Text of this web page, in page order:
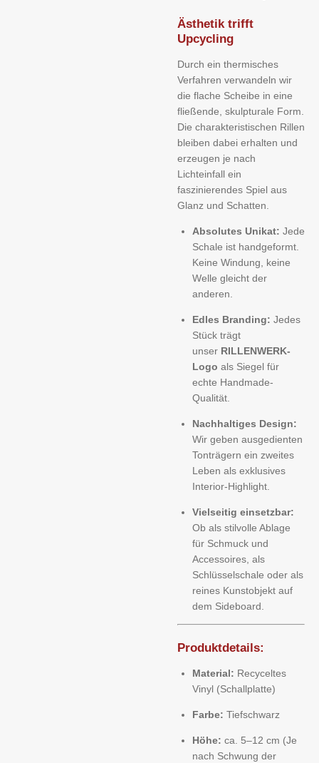
Ästhetik trifft
Upcycling
Durch ein thermisches
Verfahren verwandeln wir
die flache Scheibe in eine
fließende, skulpturale Form.
Die charakteristischen Rillen
bleiben dabei erhalten und
erzeugen je nach
Lichteinfall ein
faszinierendes Spiel aus
Glanz und Schatten.
Absolutes Unikat: Jede
Schale ist handgeformt.
Keine Windung, keine
Welle gleicht der
anderen.
Edles Branding: Jedes
Stück trägt
unser RILLENWERK-
Logo als Siegel für
echte Handmade-
Qualität.
Nachhaltiges Design:
Wir geben ausgedienten
Tonträgern ein zweites
Leben als exklusives
Interior-Highlight.
Vielseitig einsetzbar:
Ob als stilvolle Ablage
für Schmuck und
Accessoires, als
Schlüsselschale oder als
reines Kunstobjekt auf
dem Sideboard.
Produktdetails:
Material: Recyceltes
Vinyl (Schallplatte)
Farbe: Tiefschwarz
Höhe: ca. 5–12 cm (Je
nach Schwung der